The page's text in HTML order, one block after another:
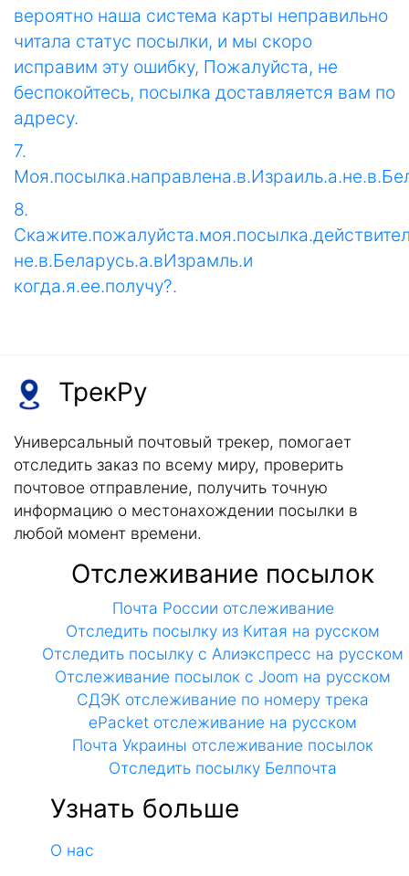
вероятно наша система карты неправильно
читала статус посылки, и мы скоро
исправим эту ошибку, Пожалуйста, не
беспокойтесь, посылка доставляется вам по
адресу.
7.
8.
не.в.Беларусь.а.вИзрамль.и
когда.я.ее.получу?.
ТрекРу
Универсальный почтовый трекер, помогает
отследить заказ по всему миру, проверить
почтовое отправление, получить точную
информацию о местонахождении посылки в
любой момент времени.
Отслеживание посылок
Почта России отслеживание
Отследить посылку из Китая на русском
Отследить посылку с Алиэкспресс на русском
Отслеживание посылок с Joom на русском
СДЭК отслеживание по номеру трека
ePacket отслеживание на русском
Почта Украины отслеживание посылок
Отследить посылку Белпочта
Узнать больше
О нас